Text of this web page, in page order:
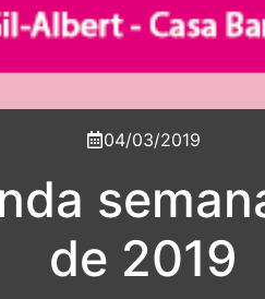
04/03/2019
de 2019